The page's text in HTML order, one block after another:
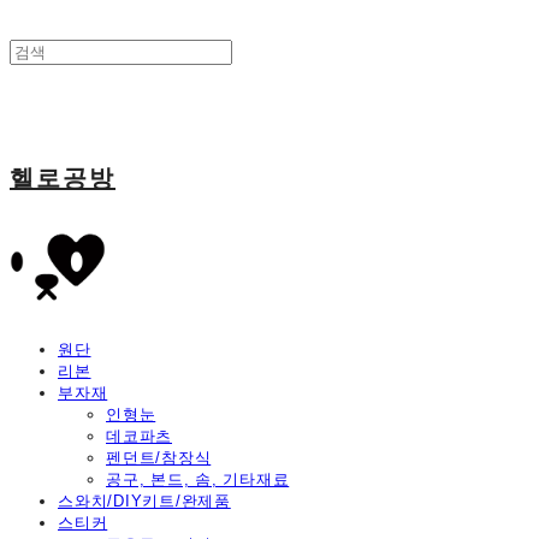
헬로공방
원단
리본
부자재
인형눈
데코파츠
펜던트/참장식
공구, 본드, 솜, 기타재료
스와치/DIY키트/완제품
스티커